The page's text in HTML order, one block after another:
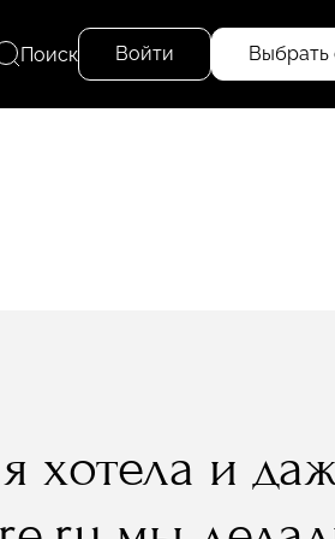
Поиск Войти Выбрать
хотела и